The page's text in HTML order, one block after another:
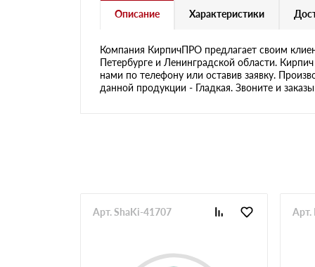
Описание Характеристики
Компания КирпичПРО предлагает своим
Петербурге и Ленинградской области.
нами по телефону или оставив заявку.
данной продукции - Гладкая. Звоните и
Арт. ShaKi-41707 Арт.